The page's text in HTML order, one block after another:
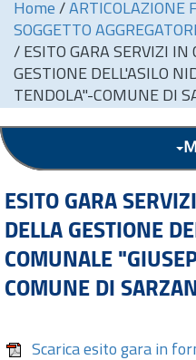
Home / ARTICOLAZIONE
SOGGETTO
/ ESITO GARA SERVIZI IN
GESTIONE DELL'ASILO
TENDOLA"-COMUNE DI
ESITO GARA
DELLA GESTIONE
COMUNALE
COMUNE DI
Scarica esito gara in